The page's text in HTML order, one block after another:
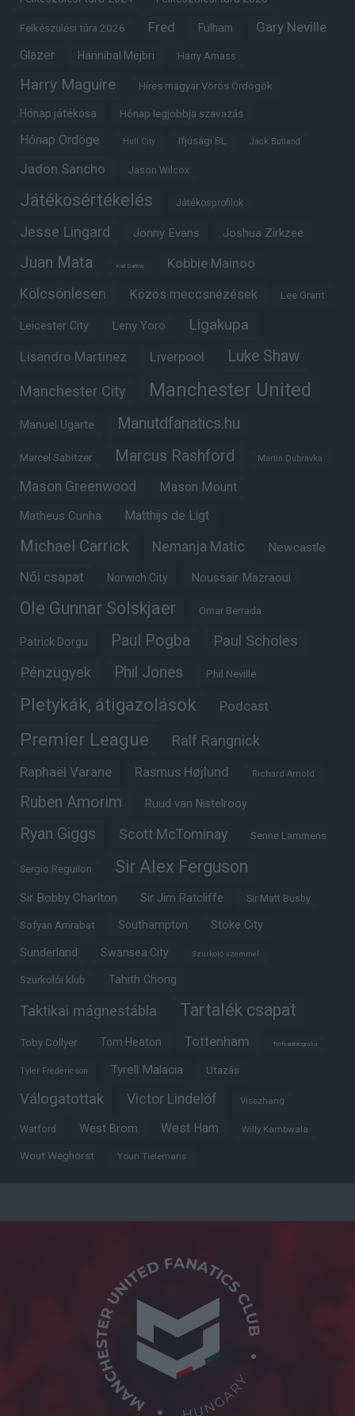
Felkészülési túra 2026 Fred Fulham Gary Neville
Glazer Hannibal Mejbri Harry Amass
Harry Maguire Híres magyar Vörös Ördögök
Hónap játékosa Hónap legjobbja szavazás
Hónap Ördöge Hull City Ifjúsági BL Jack Butland
Jadon Sancho Jason Wilcox
Játékosértékelés Játékosprofilok
Jesse Lingard Jonny Evans Joshua Zirkzee
Juan Mata Karl Darlow Kobbie Mainoo
Kölcsönlesen Közös meccsnézések Lee Grant
Leicester City Leny Yoro Ligakupa
Lisandro Martinez Liverpool Luke Shaw
Manchester City Manchester United
Manuel Ugarte Manutdfanatics.hu
Marcel Sabitzer Marcus Rashford Martin Dubravka
Mason Greenwood Mason Mount
Matheus Cunha Matthijs de Ligt
Michael Carrick Nemanja Matic Newcastle
Női csapat Norwich City Noussair Mazraoui
Ole Gunnar Solskjaer Omar Berrada
Patrick Dorgu Paul Pogba Paul Scholes
Pénzügyek Phil Jones Phil Neville
Pletykák, átigazolások Podcast
Premier League Ralf Rangnick
Raphaël Varane Rasmus Højlund Richard Arnold
Ruben Amorim Ruud van Nistelrooy
Ryan Giggs Scott McTominay Senne Lammens
Sergio Reguilon Sir Alex Ferguson
Sir Bobby Charlton Sir Jim Ratcliffe Sir Matt Busby
Sofyan Amrabat Southampton Stoke City
Sunderland Swansea City Szurkoló szemmel
Szurkolói klub Tahith Chong
Taktikai mágnestábla Tartalék csapat
Toby Collyer Tom Heaton Tottenham Trófeabibliográfia
Tyler Fredericson Tyrell Malacia Utazás
Válogatottak Victor Lindelöf Visszhang
Watford West Brom West Ham Willy Kambwala
Wout Weghorst Youri Tielemans